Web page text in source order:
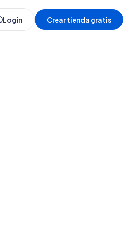
Login Crear tienda gratis